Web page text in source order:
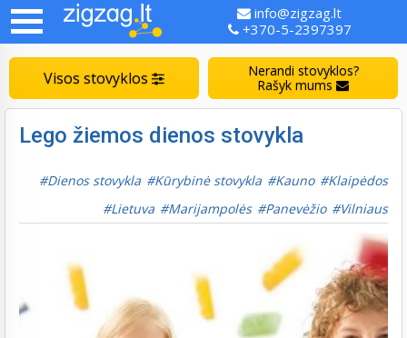
info@zigzag.lt
+370-5-2397397
Visos stovyklos
Nerandi stovyklos?
Rašyk mums
Lego žiemos dienos stovykla
Dienos stovykla Kūrybinė stovykla Kauno
Klaipėdos
Lietuva
Marijampolės Panevėžio Vilniaus